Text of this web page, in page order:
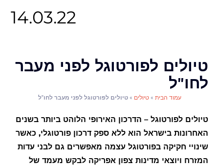
14.03.22
טיולים לפורטוגל לפני מעבר
לחו"ל
עמוד הבית »טיולים »טיולים לפורטוגל לפני מעבר לחו"ל
טיולים לפורטוגל – הדרכון האירופי הלוהט ביותר בשנים
האחרונות בישראל הוא ללא ספק דרכון פורטוגלי, כאשר
שינויי חקיקה בפורטוגל עצמה מאפשרים גם לבני עדות
המזרח ויוצאי מדינות צפון אפריקה לבקש מעמד של